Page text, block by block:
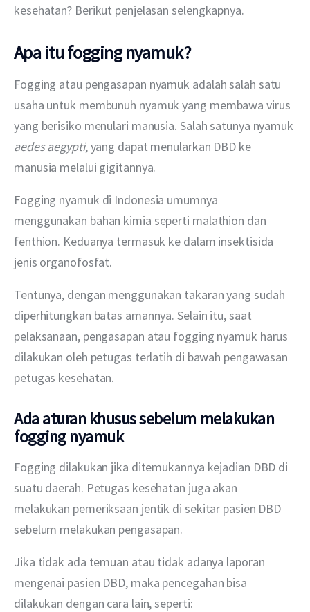
kesehatan? Berikut penjelasan selengkapnya.
Apa itu fogging nyamuk?
Fogging atau pengasapan nyamuk adalah salah satu
usaha untuk membunuh nyamuk yang membawa virus
yang berisiko menulari manusia. Salah satunya nyamuk
aedes aegypti, yang dapat menularkan DBD ke
manusia melalui gigitannya.
Fogging nyamuk di Indonesia umumnya
menggunakan bahan kimia seperti malathion dan
fenthion. Keduanya termasuk ke dalam insektisida
jenis organofosfat.
Tentunya, dengan menggunakan takaran yang sudah
diperhitungkan batas amannya. Selain itu, saat
pelaksanaan, pengasapan atau fogging nyamuk harus
dilakukan oleh petugas terlatih di bawah pengawasan
petugas kesehatan.
Ada aturan khusus sebelum melakukan
fogging nyamuk
Fogging dilakukan jika ditemukannya kejadian DBD di
suatu daerah. Petugas kesehatan juga akan
melakukan pemeriksaan jentik di sekitar pasien DBD
sebelum melakukan pengasapan.
Jika tidak ada temuan atau tidak adanya laporan
mengenai pasien DBD, maka pencegahan bisa
dilakukan dengan cara lain, seperti: